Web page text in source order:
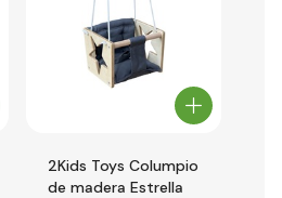
2Kids Toys Columpio
de madera Estrella